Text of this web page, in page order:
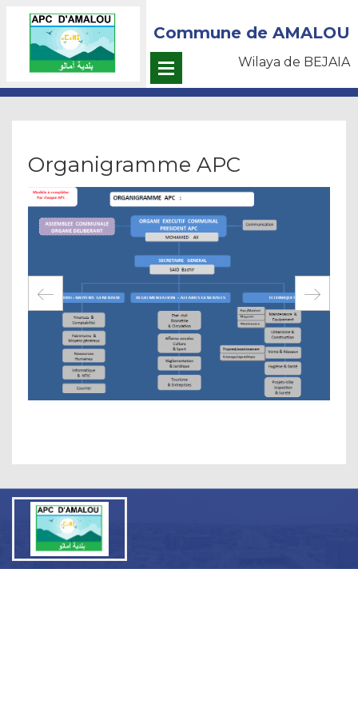
Commune de AMALOU
Wilaya de BEJAIA
Organigramme APC